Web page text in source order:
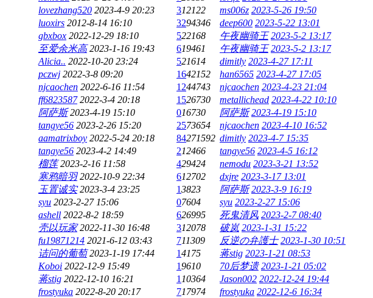
lovezhang520 2023-4-9 20:23 312122 ms006z 2023-5-26 19:50
luoxirs 2012-8-14 16:10 3294346 deep600 2023-5-22 13:01
gbxbox 2022-12-29 18:10 522168 午夜幽骑王 2023-5-2 13:17
至爱余米高 2023-1-16 19:43 619461 午夜幽骑王 2023-5-2 13:17
Alicia.. 2022-10-20 23:24 521614 dimitly 2023-4-27 17:11
pczwj 2022-3-8 09:20 1642152 han6565 2023-4-27 17:05
njcaochen 2022-6-16 11:54 1244743 njcaochen 2023-4-23 21:04
ff6823587 2022-3-4 20:18 1526730 metallichead 2023-4-22 10:10
阿萨斯 2023-4-19 15:10 016730 阿萨斯 2023-4-19 15:10
tangye56 2023-2-26 15:20 2573654 njcaochen 2023-4-10 16:52
aamatrixboy 2022-5-24 20:18 84271592 dimitly 2023-4-7 15:35
tangye56 2023-4-2 14:49 212466 tangye56 2023-4-5 16:12
榴莲 2023-2-16 11:58 429424 nemodu 2023-3-21 13:52
寒鸦暗羽 2022-10-9 22:34 612702 dxjre 2023-3-17 13:01
玉置诚实 2023-3-4 23:25 13823 阿萨斯 2023-3-9 16:19
syu 2023-2-27 15:06 07604 syu 2023-2-27 15:06
ashell 2022-8-2 18:59 626995 死鬼清风 2023-2-7 08:40
壳以玩家 2022-11-30 16:48 312078 破岚 2023-1-31 15:22
fu19871214 2021-6-12 03:43 711309 反逆の弁護士 2023-1-30 10:51
诘问的葡萄 2023-1-19 17:44 14175 蒋stig 2023-1-21 08:53
Koboi 2022-12-9 15:49 19610 70后梦遗 2023-1-21 05:02
蒋stig 2022-12-10 16:21 1 10364 Jason002 2022-12-24 19:44
frostyuka 2022-8-20 20:17 717974 frostyuka 2022-12-6 16:34